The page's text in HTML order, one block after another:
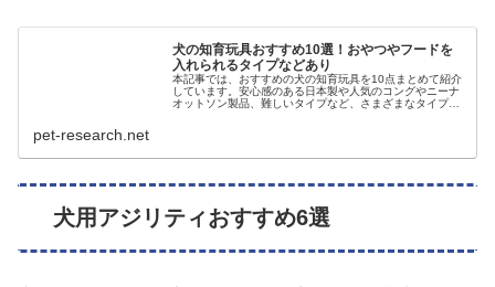
犬の知育玩具おすすめ10選！おやつやフードを
入れられるタイプなどあり
本記事では、おすすめの犬の知育玩具を10点まとめて紹介
しています。安心感のある日本製や人気のコングやニーナ
オットソン製品、難しいタイプなど、さまざまなタイプの
pet-research.net
犬用アジリティおすすめ6選